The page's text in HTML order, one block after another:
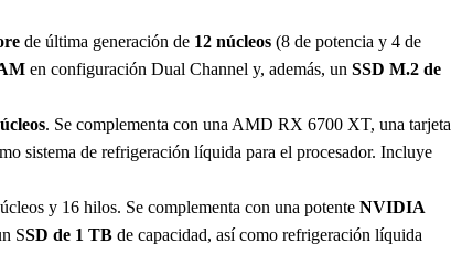
de última generación de 12 núcleos (8 de potencia y 4 de
en configuración Dual Channel y, además, un SSD M.2 de
. Se complementa con una AMD RX 6700 XT, una tarjeta
sistema de refrigeración líquida para el procesador. Incluye
y 16 hilos. Se complementa con una potente NVIDIA
SSD de 1 TB de capacidad, así como refrigeración líquida